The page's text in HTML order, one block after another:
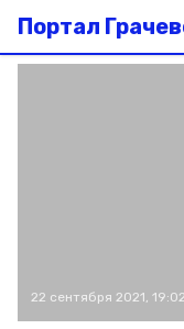
Портал
22 сентября 2021, 19:02